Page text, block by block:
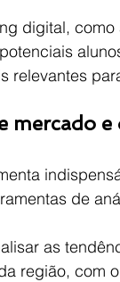
digital,
relevantes
mercado e
de
as
região, com